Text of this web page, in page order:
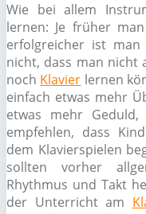
Wie bei allem
lernen: Je früher
erfolgreicher ist
nicht, dass man nicht
noch Klavier lernen
einfach etwas mehr
etwas mehr
empfehlen, dass
dem Klavierspielen
sollten vorher
Rhythmus und Takt
der Unterricht am